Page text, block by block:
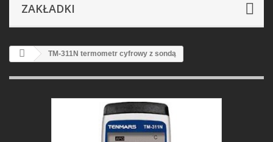
ZAKŁADKI
TM-311N termometr cyfrowy z sondą